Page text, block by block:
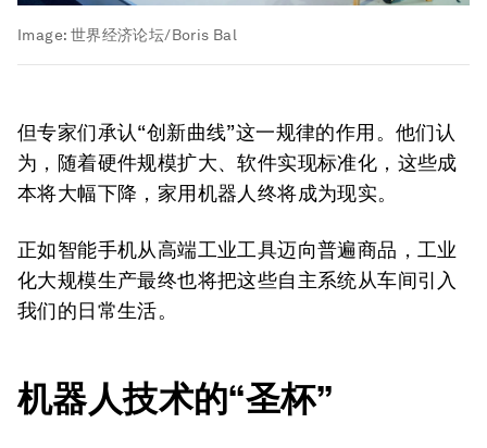
Image: 世界经济论坛/Boris Bal
但专家们承认“创新曲线”这一规律的作用。他们认
为，随着硬件规模扩大、软件实现标准化，这些成
本将大幅下降，家用机器人终将成为现实。
正如智能手机从高端工业工具迈向普遍商品，工业
化大规模生产最终也将把这些自主系统从车间引入
我们的日常生活。
机器人技术的“圣杯”